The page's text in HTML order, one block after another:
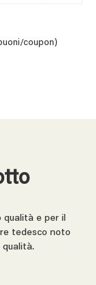
coupon)
qualità e per il
tedesco noto